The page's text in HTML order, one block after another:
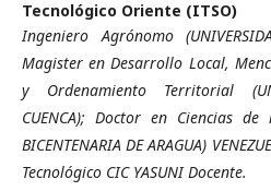
Tecnológico Oriente (ITSO)
Ingeniero Agrónomo
Magister en Desarrollo Local,
y Ordenamiento Territorial
CUENCA); Doctor en Ciencias de
BICENTENARIA DE ARAGUA)
Tecnológico CIC YASUNI Docente.